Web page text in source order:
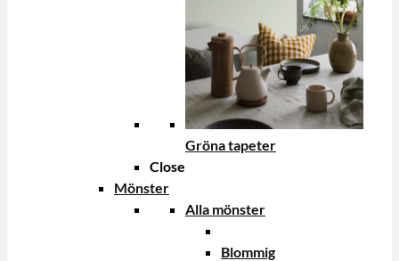
Gröna tapeter
Close
Mönster
Alla mönster
Blommig